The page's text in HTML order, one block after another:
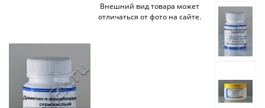
Внешний вид товара может
отличаться от фото на сайте.